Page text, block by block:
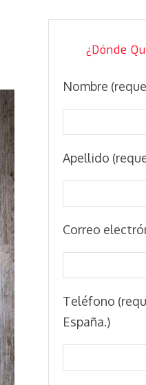
¿Dónde
Nombre
Apellido
Correo
Teléfono
España.)